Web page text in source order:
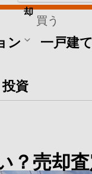
買う
ン 一戸建
その他
投資
却
？売却